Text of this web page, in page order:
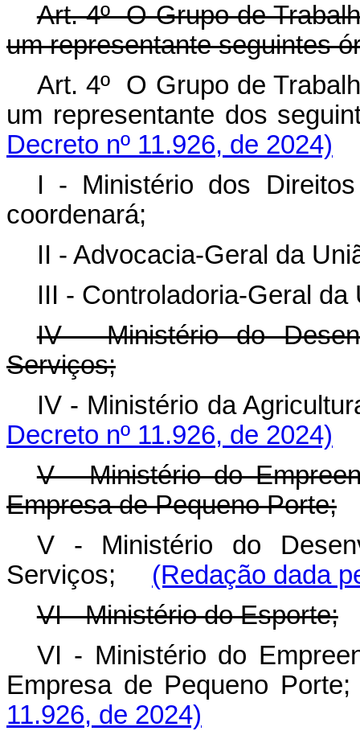
Art. 4º O Grupo de
um representante seguintes
Art. 4º O Grupo de
um representante dos
Decreto nº 11.926, de 2024)
I - Ministério dos
coordenará;
II - Advocacia-Geral da
III - Controladoria-Geral da
IV - Ministério do
Serviços;
IV - Ministério da
Decreto nº 11.926, de 2024)
V - Ministério do
Empresa de Pequeno Porte;
V - Ministério do
Serviços; (Redação dada
VI - Ministério do Esporte;
VI - Ministério do
Empresa de Pequeno
11.926, de 2024)